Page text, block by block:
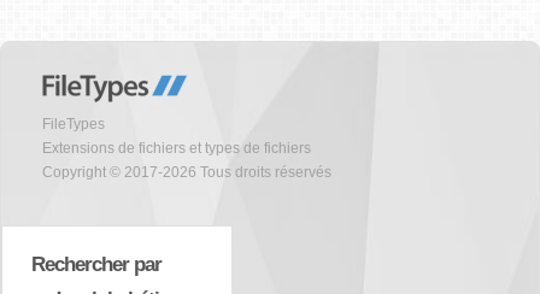
FileTypes
Extensions de fichiers et types de fichiers
Copyright © 2017-2026 Tous droits réservés
Rechercher par